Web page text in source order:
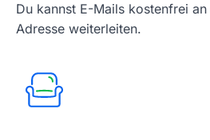
Du kannst E-Mails kostenfrei
Adresse weiterleiten.